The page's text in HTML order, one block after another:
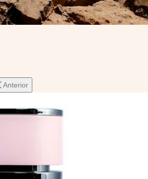
Anterior